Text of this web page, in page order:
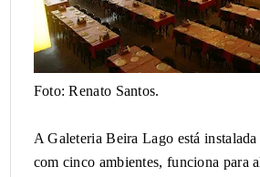
Foto: Renato Santos.
A Galeteria Beira Lago está
com cinco ambientes, funciona para